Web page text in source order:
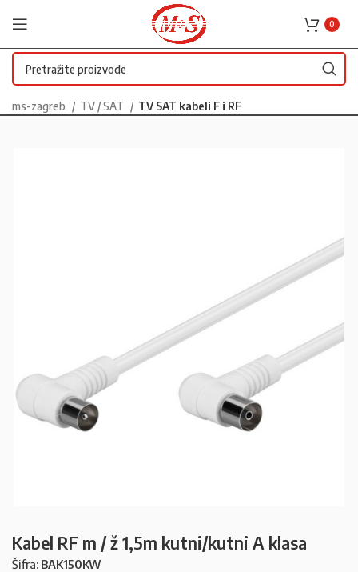
0
ms-zagreb TV / SAT TV SAT kabeli F i RF
Kabel RF m / ž 1,5m kutni/kutni A klasa
Šifra: BAK150KW